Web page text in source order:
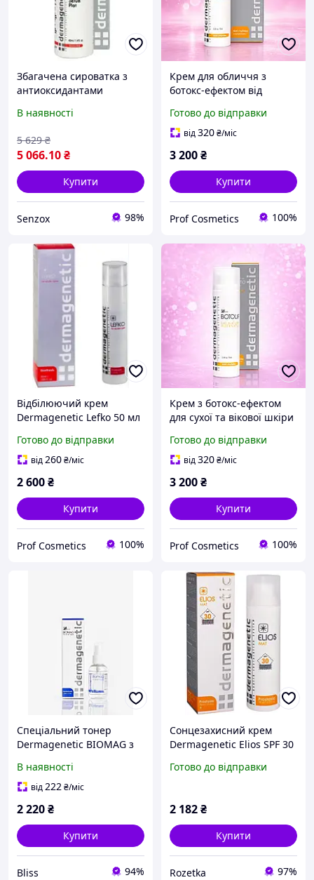
Збагачена сироватка з
антиоксидантами
Serum Plat 40 мл
В наявності
5 066.10₴
5 629 ₴
Купити
Senzox 98%
Крем для обличчя з
ботокс-ефектом від
Dermagenetic Botolift
Cream 75 мл
Готово до відправки
від320₴/міс
3 200₴
Купити
Prof Cosmetics 100%
Відбілюючий крем
Dermagenetic Lefko 50 мл
Готово до відправки
від260₴/міс
2 600₴
Купити
Prof Cosmetics 100%
Крем з ботокс-ефектом
для сухої та вікової шкіри
Cream 75 мл
Готово до відправки
від320₴/міс
3 200₴
Купити
Prof Cosmetics 100%
Спеціальний тонер
Dermagenetic BIOMAG з
Dermagenetic BIOMAG
В наявності
від222₴/міс
2 220₴
Купити
Bliss 94%
Сонцезахисний крем
Dermagenetic Elios SPF 30
75 мл (5200122801539)
Готово до відправки
2 182₴
Купити
Rozetka 97%